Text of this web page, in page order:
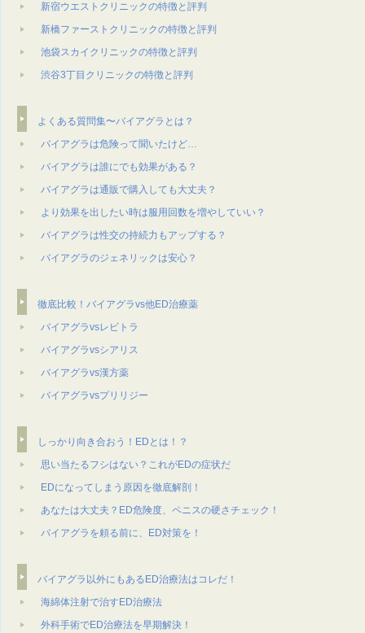
新宿ウエストクリニックの特徴と評判
新橋ファーストクリニックの特徴と評判
池袋スカイクリニックの特徴と評判
渋谷3丁目クリニックの特徴と評判
よくある質問集〜バイアグラとは？
バイアグラは危険って聞いたけど…
バイアグラは誰にでも効果がある？
バイアグラは通販で購⼊しても⼤丈夫？
より効果を出したい時は服⽤回数を増やしていい？
バイアグラは性交の持続⼒もアップする？
バイアグラのジェネリックは安心？
徹底比較！バイアグラvs他ED治療薬
バイアグラvsレビトラ
バイアグラvsシアリス
バイアグラvs漢方薬
バイアグラvsプリリジー
しっかり向き合おう！EDとは！？
思い当たるフシはない？これがEDの症状だ
EDになってしまう原因を徹底解剖！
あなたは⼤丈夫？ED危険度、ペニスの硬さチェック！
バイアグラを頼る前に、ED対策を！
バイアグラ以外にもあるED治療法はコレだ！
海綿体注射で治すED治療法
外科⼿術でED治療法を早期解決！